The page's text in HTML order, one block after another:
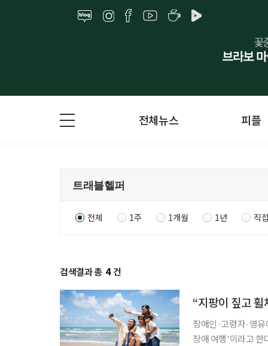
전체뉴스 피플
전체 1주 1개월 1년 직
검색결과 총 4 건
“지팡이 짚고
장애인·고령자·영
장애 여행’이라고